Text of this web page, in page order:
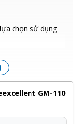
chọn sử dụng
GM-110
âm thanh chân